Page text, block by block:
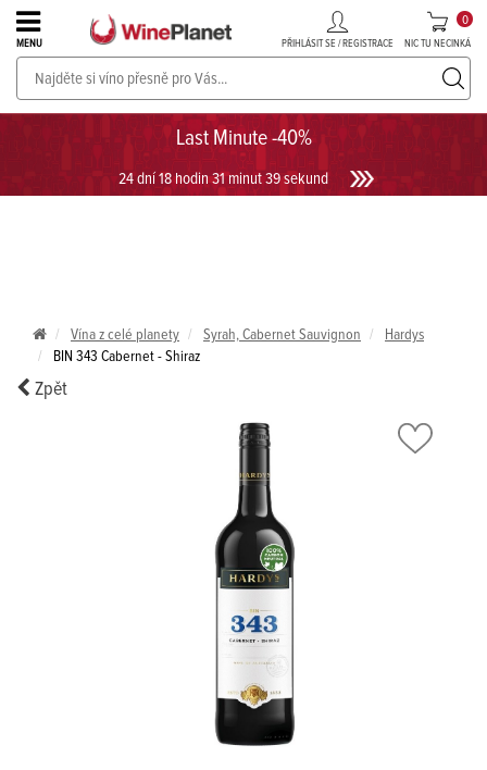
Last Minute -40%
24 dní 18 hodin 31 minut 39 sekund
MENU PŘIHLÁSIT SE / REGISTRACE NIC TU NECINKÁ
0
PROSECCO v akci až do -30%!UKÁZAT PROSECCO
Vína z celé planety Syrah, Cabernet Sauvignon
Hardys
BIN 343 Cabernet - Shiraz
Zpět